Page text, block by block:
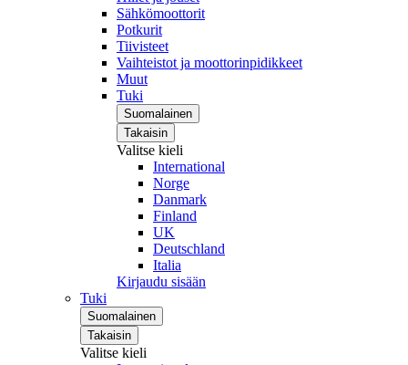
Sähkömoottorit
Potkurit
Tiivisteet
Vaihteistot ja moottorinpidikkeet
Muut
Tuki
Suomalainen
Takaisin
Valitse kieli
International
Norge
Danmark
Finland
UK
Deutschland
Italia
Kirjaudu sisään
Tuki
Suomalainen
Takaisin
Valitse kieli